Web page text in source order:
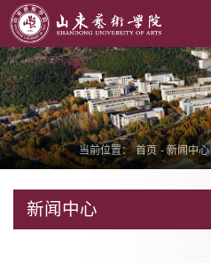
当前位置： 首页 - 新闻中心
新闻中心